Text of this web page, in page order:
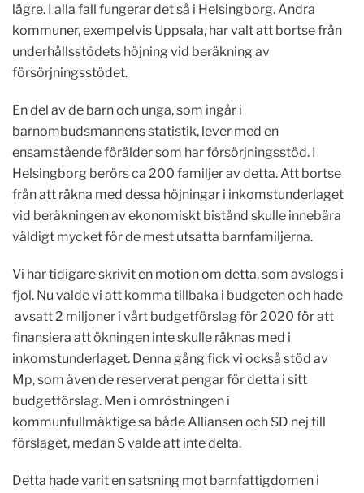
lägre. I alla fall fungerar det så i Helsingborg. Andra
kommuner, exempelvis Uppsala, har valt att bortse från
underhållsstödets höjning vid beräkning av
försörjningsstödet.
En del av de barn och unga, som ingår i
barnombudsmannens statistik, lever med en
ensamstående förälder som har försörjningsstöd. I
Helsingborg berörs ca 200 familjer av detta. Att bortse
från att räkna med dessa höjningar i inkomstunderlaget
vid beräkningen av ekonomiskt bistånd skulle innebära
väldigt mycket för de mest utsatta barnfamiljerna.
Vi har tidigare skrivit en motion om detta, som avslogs i
fjol. Nu valde vi att komma tillbaka i budgeten och hade
avsatt 2 miljoner i vårt budgetförslag för 2020 för att
finansiera att ökningen inte skulle räknas med i
inkomstunderlaget. Denna gång fick vi också stöd av
Mp, som även de reserverat pengar för detta i sitt
budgetförslag. Men i omröstningen i
kommunfullmäktige sa både Alliansen och SD nej till
förslaget, medan S valde att inte delta.
Detta hade varit en satsning mot barnfattigdomen i